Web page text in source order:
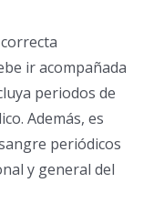
ir acompañada
periodos de
Además, es
periódicos
y general del